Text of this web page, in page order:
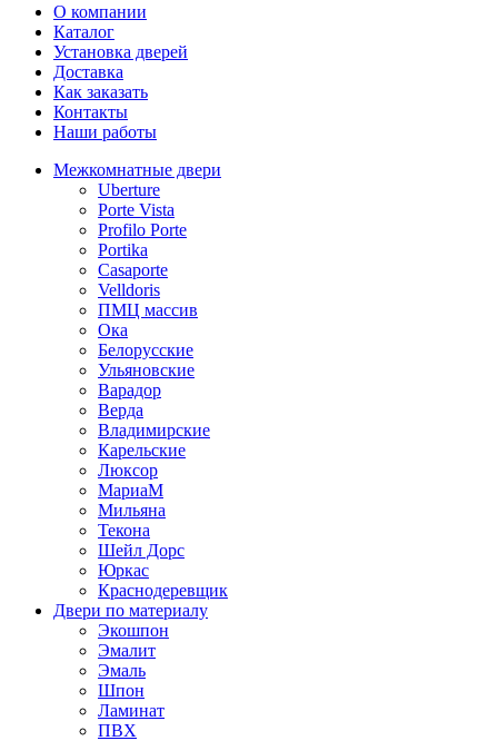
О компании
Каталог
Установка дверей
Доставка
Как заказать
Контакты
Наши работы
Межкомнатные двери
Uberture
Porte Vista
Profilo Porte
Portika
Casaporte
Velldoris
ПМЦ массив
Ока
Белорусские
Ульяновские
Варадор
Верда
Владимирские
Карельские
Люксор
МариаМ
Мильяна
Текона
Шейл Дорс
Юркас
Краснодеревщик
Двери по материалу
Экошпон
Эмалит
Эмаль
Шпон
Ламинат
ПВХ